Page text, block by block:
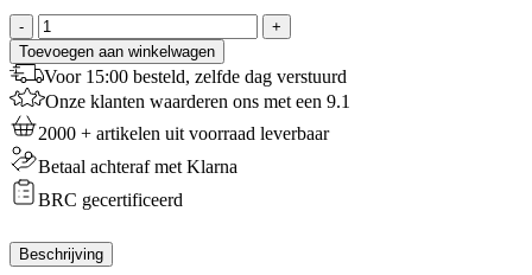
-
Patisse
Hart
Uitsteekvorm
aantal
+
Toevoegen aan winkelwagen
Voor 15:00 besteld, zelfde dag verstuurd
Onze klanten waarderen ons met een 9.1
2000 + artikelen uit voorraad leverbaar
Betaal achteraf met Klarna
BRC gecertificeerd
Beschrijving